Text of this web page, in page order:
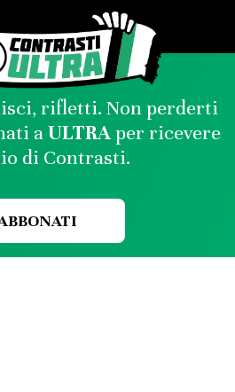
rifletti. Non perderti
aULTRAper ricevere
di Contrasti.